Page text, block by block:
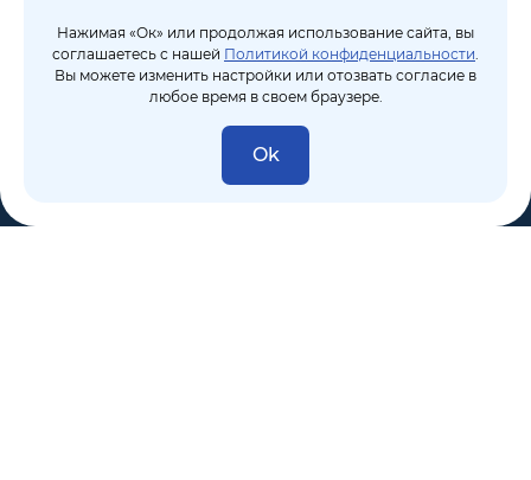
Нажимая «Ок» или продолжая использование сайта, вы
соглашаетесь с нашей Политикой конфиденциальности.
Вы можете изменить настройки или отозвать согласие в
любое время в своем браузере.
Ok